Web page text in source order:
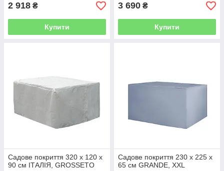
2 918 ₴
Купити
3 690 ₴
Купити
Садове покриття 320 x 120 x
90 см ІТАЛІЯ, GROSSETO
Садове покриття 230 x 225 x
65 см GRANDE, XXL